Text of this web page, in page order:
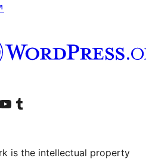
besuchen
Konto besuchen
Unseren YouTube-Kanal besuchen
Unser Tumblr-Konto besuchen
is the intellectual property